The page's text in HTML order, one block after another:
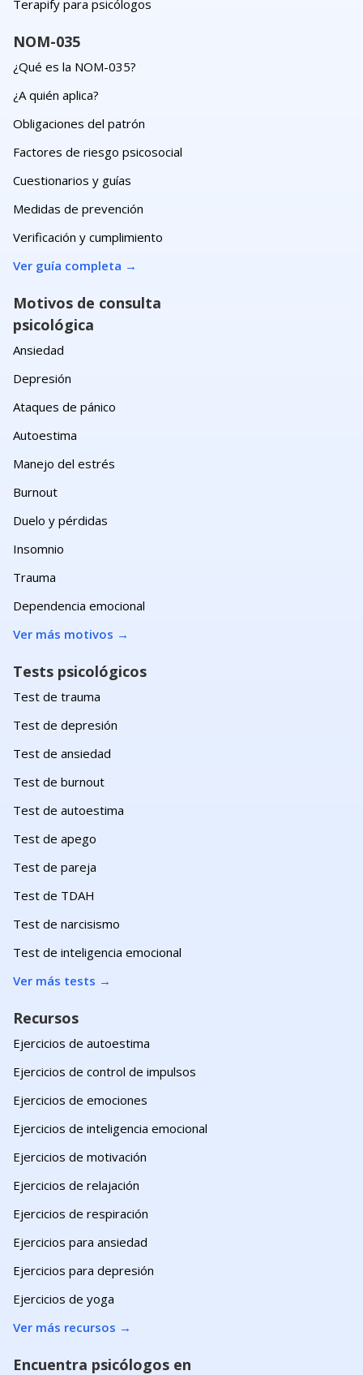
Terapify para psicólogos
NOM-035
¿Qué es la NOM-035?
¿A quién aplica?
Obligaciones del patrón
Factores de riesgo psicosocial
Cuestionarios y guías
Medidas de prevención
Verificación y cumplimiento
Ver guía completa →
Motivos de consulta
psicológica
Ansiedad
Depresión
Ataques de pánico
Autoestima
Manejo del estrés
Burnout
Duelo y pérdidas
Insomnio
Trauma
Dependencia emocional
Ver más motivos →
Tests psicológicos
Test de trauma
Test de depresión
Test de ansiedad
Test de burnout
Test de autoestima
Test de apego
Test de pareja
Test de TDAH
Test de narcisismo
Test de inteligencia emocional
Ver más tests →
Recursos
Ejercicios de autoestima
Ejercicios de control de impulsos
Ejercicios de emociones
Ejercicios de inteligencia emocional
Ejercicios de motivación
Ejercicios de relajación
Ejercicios de respiración
Ejercicios para ansiedad
Ejercicios para depresión
Ejercicios de yoga
Ver más recursos →
Encuentra psicólogos en